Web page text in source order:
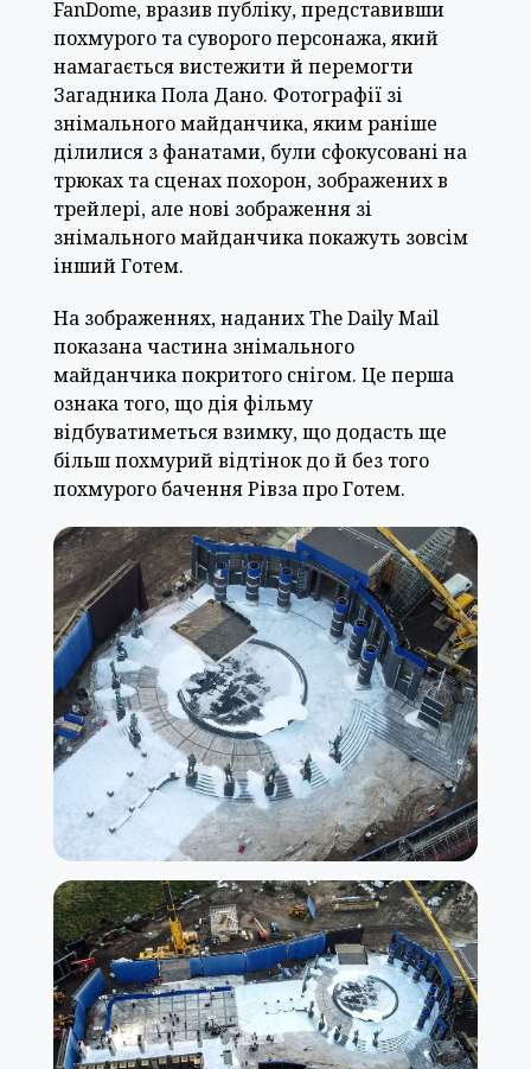
FanDome, вразив публіку, представивши
похмурого та суворого персонажа, який
намагається вистежити й перемогти
Загадника Пола Дано. Фотографії зі
знімального майданчика, яким раніше
ділилися з фанатами, були сфокусовані на
трюках та сценах похорон, зображених в
трейлері, але нові зображення зі
знімального майданчика покажуть зовсім
інший Готем.
На зображеннях, наданих The Daily Mail
показана частина знімального
майданчика покритого снігом. Це перша
ознака того, що дія фільму
відбуватиметься взимку, що додасть ще
більш похмурий відтінок до й без того
похмурого бачення Рівза про Готем.